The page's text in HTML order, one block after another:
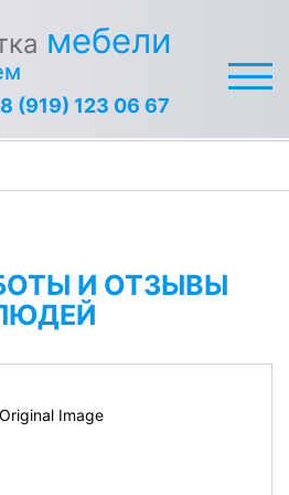
мебели
8 (919) 123 06 67
И ОТЗЫВЫ